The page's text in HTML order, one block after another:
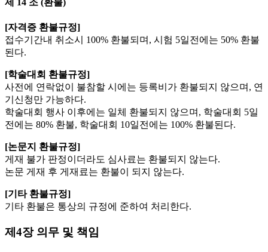
[자격증 환불규정]
접수기간내 취소시 100% 환불되며, 시험 5일전에는 50% 환불
된다.
[학술대회 환불규정]
사전에 연락없이 불참할 시에는 등록비가 환불되지 않으며, 연
기신청만 가능하다.
학술대회 행사 이후에는 일체 환불되지 않으며, 학술대회 5일
전에는 80% 환불, 학술대회 10일전에는 100% 환불된다.
[논문지 환불규정]
게재 불가 판정이더라도 심사료는 환불되지 않는다.
논문 게재 후 게재료는 환불이 되지 않는다.
[기타 환불규정]
기타 환불은 통상의 규정에 준하여 처리한다.
제4장 의무 및 책임